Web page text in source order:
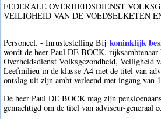
FEDERALE OVERHEIDSDIENST
VEILIGHEID VAN DE VOEDSELKETEN
Personeel. - Inrustestelling Bij koninklijk
wordt de heer Paul DE BOCK, rijksambtenaar
Overheidsdienst Volksgezondheid, Veiligheid
Leefmilieu in de klasse A4 met de titel van
ontslag uit zijn ambt verleend met ingang van
De heer Paul DE BOCK mag zijn
gemachtigd om de titel van adviseur-generaal